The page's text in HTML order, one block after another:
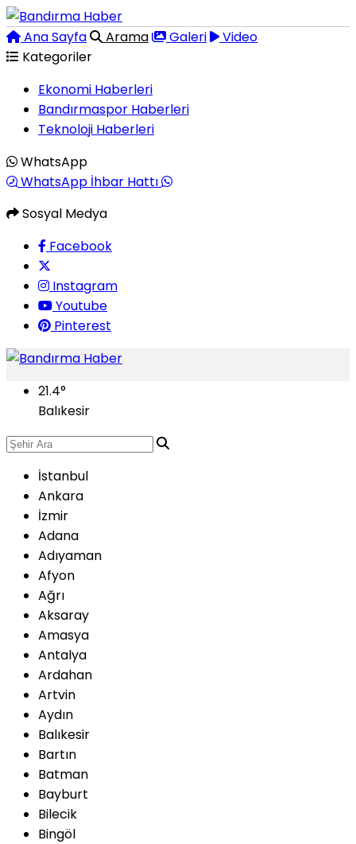
Ana Sayfa Arama Galeri
Video
Kategoriler
Ekonomi Haberleri
Bandırmaspor Haberleri
Teknoloji Haberleri
WhatsApp
WhatsApp İhbar Hattı
Sosyal Medya
Facebook
Instagram
Youtube
Pinterest
21.4°
Balıkesir
İstanbul
Ankara
İzmir
Adana
Adıyaman
Afyon
Ağrı
Aksaray
Amasya
Antalya
Ardahan
Artvin
Aydın
Balıkesir
Bartın
Batman
Bayburt
Bilecik
Bingöl